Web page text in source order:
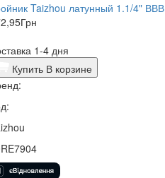
Taizhou латунный 1.1/4" ВВВ
Грн
1-4 дня
Купить В корзине